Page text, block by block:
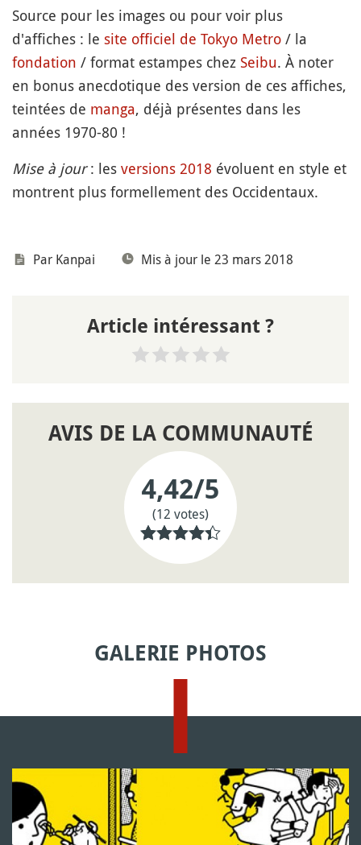
Source pour les images ou pour voir plus
d'affiches : le site officiel de Tokyo Metro / la
fondation / format estampes chez Seibu. À noter
en bonus anecdotique des version de ces affiches,
teintées de manga, déjà présentes dans les
années 1970-80 !
Mise à jour: les versions 2018 évoluent en style et
montrent plus formellement des Occidentaux.
Par Kanpai Mis à jour le 23 mars 2018
Article intéressant ?
AVIS DE LA COMMUNAUTÉ
4,42/5
(12 votes)
GALERIE PHOTOS